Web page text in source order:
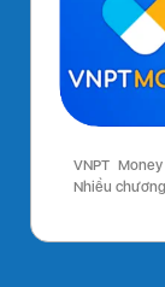
VNPT
Nhiều